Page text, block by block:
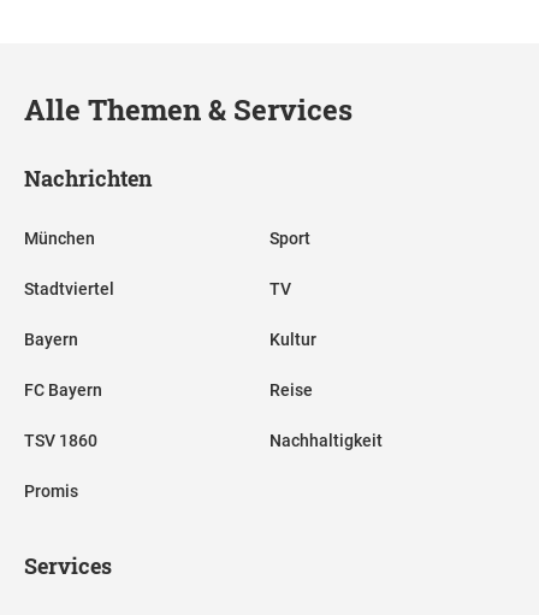
Alle Themen & Services
Nachrichten
München
Stadtviertel
Bayern
FC Bayern
TSV 1860
Promis
Sport
TV
Kultur
Reise
Nachhaltigkeit
Services